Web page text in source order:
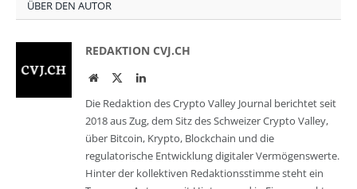
ÜBER DEN AUTOR
REDAKTION CVJ.CH
WebsiteTwitterLinkedIn
Die Redaktion des Crypto Valley Journal berichtet seit
2018 aus Zug, dem Sitz des Schweizer Crypto Valley,
über Bitcoin, Krypto, Blockchain und die
regulatorische Entwicklung digitaler Vermögenswerte.
Hinter der kollektiven Redaktionsstimme steht ein